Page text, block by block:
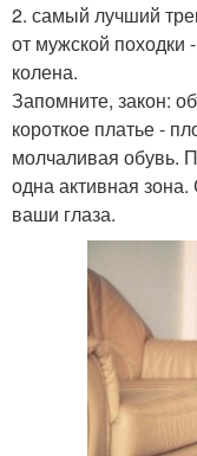
2. самый лучший
от мужской походки
колена.
Запомните, закон:
короткое платье -
молчаливая обувь.
одна активная
ваши глаза.